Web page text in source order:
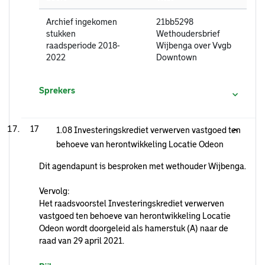
Archief ingekomen
stukken
raadsperiode 2018-
2022
21bb5298
Wethoudersbrief
Wijbenga over Vvgb
Downtown
Sprekers
17
1.08 Investeringskrediet verwerven vastgoed ten
behoeve van herontwikkeling Locatie Odeon
Dit agendapunt is besproken met wethouder Wijbenga.
Vervolg:
Het raadsvoorstel Investeringskrediet verwerven
vastgoed ten behoeve van herontwikkeling Locatie
Odeon wordt doorgeleid als hamerstuk (A) naar de
raad van 29 april 2021.